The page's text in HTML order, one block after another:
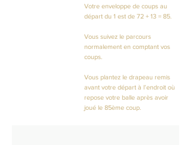
Votre enveloppe de coups au
départ du 1 est de 72 + 13 = 85.
Vous suivez le parcours
normalement en comptant vos
coups.
Vous plantez le drapeau remis
avant votre départ à l’endroit où
repose votre balle après avoir
joué le 85ème coup.